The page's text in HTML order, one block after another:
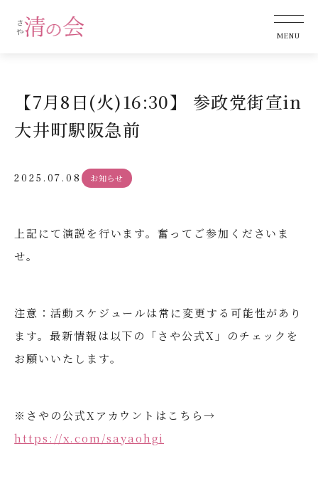
【7月8日(火)16:30】 参政党街宣in
大井町駅阪急前
2025.07.08 お知らせ
上記にて演説を行います。奮ってご参加くださいま
せ。
注意：活動スケジュールは常に変更する可能性があり
ます。最新情報は以下の「さや公式X」のチェックを
お願いいたします。
※さやの公式Xアカウントはこちら→
https://x.com/sayaohgi